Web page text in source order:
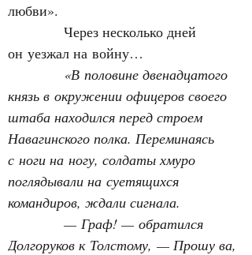
любви».
Через несколько дней
он уезжал на войну…
«В половине двенадцатого
князь в окружении офицеров своего
штаба находился перед строем
Навагинского полка. Переминаясь
с ноги на ногу, солдаты хмуро
поглядывали на суетящихся
командиров, ждали сигнала.
— Граф! — обратился
Долгоруков к Толстому, — Прошу ва,